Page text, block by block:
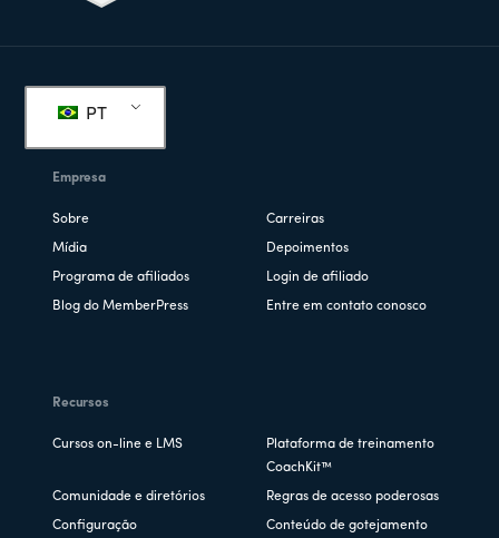
PT
Empresa
Sobre Carreiras
Mídia Depoimentos
Programa de afiliados Login de afiliado
Blog do MemberPress Entre em contato conosco
Recursos
Cursos on-line e LMS
Plataforma de treinamento
CoachKit™
Comunidade e diretórios Regras de acesso poderosas
Configuração
Conteúdo de gotejamento